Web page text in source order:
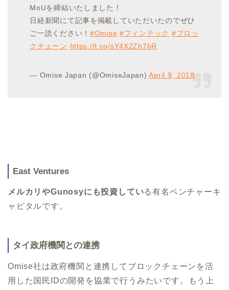
MoUを締結いたしました！
日経新聞にて記事を掲載していただいたのでぜひ
ご一読ください！ #Omise #フィンテック #ブロッ
クチェーン https://t.co/sY4X2Zh7bR
— Omise Japan (@OmiseJapan)April 9, 2018
East Ventures
メルカリやGunosyにも投資している有名ベンチャーキ
ャピタルです。
タイ政府機関との連携
Omise社は政府機関と連携してブロックチェーンを活
用した国民IDの開発を協業で行うみたいです。もう上